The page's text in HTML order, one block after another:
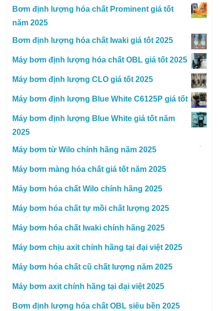
Bơm định lượng hóa chất Prominent giá tốt
năm 2025
Bơm định lượng hóa chất Iwaki giá tốt 2025
Máy bơm định lượng hóa chất OBL giá tốt 2025
Máy bơm định lượng CLO giá tốt 2025
Máy bơm định lượng Blue White C6125P giá tốt
Máy bơm định lượng Blue White giá tốt năm
2025
Máy bơm từ Wilo chính hãng năm 2025
Máy bơm màng hóa chất giá tốt năm 2025
Máy bơm hóa chất Wilo chính hãng 2025
Máy bơm hóa chất tự mồi chất lượng 2025
Máy bơm hóa chất Iwaki chính hãng 2025
Máy bơm chịu axit chính hãng tại đại việt 2025
Máy bơm hóa chất cũ chất lượng năm 2025
Máy bơm axit chính hãng tại đại việt 2025
Bơm định lượng hóa chất OBL siêu bền 2025